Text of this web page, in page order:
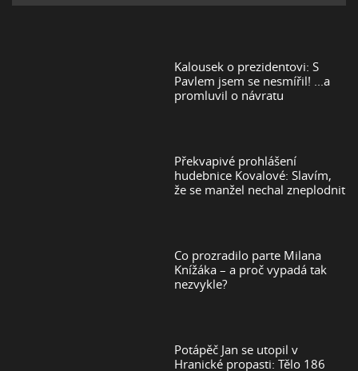
Kalousek o prezidentovi: S
Pavlem jsem se nesmířil! ...a
promluvil o návratu
Překvapivé prohlášení
hudebnice Kovalové: Slavím,
že se manžel nechal zneplodnit
Co prozradilo parte Milana
Knížáka – a proč vypadá tak
nezvykle?
Potápěč Jan se utopil v
Hranické propasti: Tělo 186